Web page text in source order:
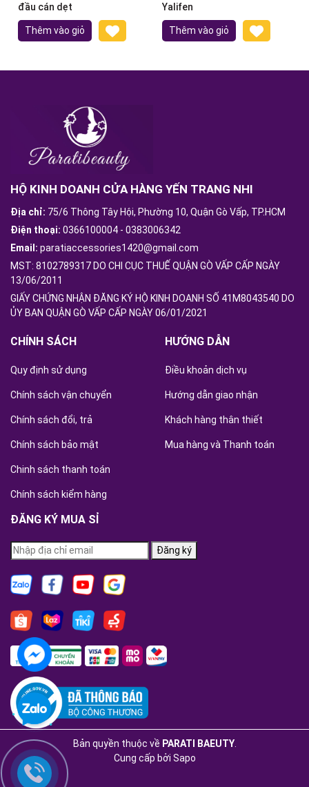
đầu cán dẹt
Thêm vào giỏ
Yalifen
Thêm vào giỏ
HỘ KINH DOANH CỬA HÀNG YẾN TRANG NHI
Địa chỉ: 75/6 Thông Tây Hội, Phường 10, Quận Gò Vấp, TP.HCM
Điện thoại: 0366100004 - 0383006342
Email: paratiaccessories1420@gmail.com
MST: 8102789317 DO CHI CỤC THUẾ QUẬN GÒ VẤP CẤP NGÀY
13/06/2011
GIẤY CHỨNG NHẬN ĐĂNG KÝ HỘ KINH DOANH SỐ 41M8043540 DO
ỦY BAN QUẬN GÒ VẤP CẤP NGÀY 06/01/2021
CHÍNH SÁCH
Quy định sử dụng
Chính sách vận chuyển
Chính sách đổi, trả
Chính sách bảo mật
Chinh sách thanh toán
Chính sách kiểm hàng
HƯỚNG DẪN
Điều khoản dịch vụ
Hướng dẫn giao nhận
Khách hàng thân thiết
Mua hàng và Thanh toán
ĐĂNG KÝ MUA SỈ
Đăng ký
Bản quyền thuộc về PARATI BAEUTY.
Cung cấp bởi Sapo